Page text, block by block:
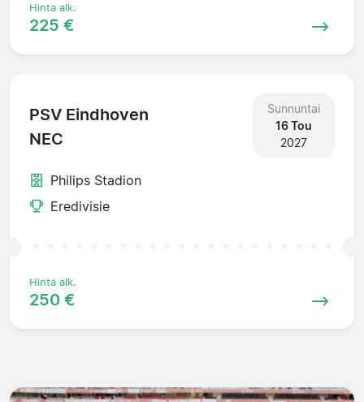
Hinta alk.
225 €
PSV Eindhoven
NEC
Sunnuntai
16 Tou
2027
Philips Stadion
Eredivisie
Hinta alk.
250 €